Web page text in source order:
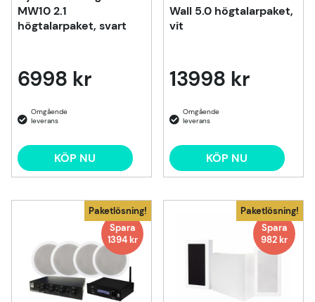
MW10 2.1
högtalarpaket, svart
6998 kr
KÖP NU
Wall 5.0 högtalarpaket,
vit
13998 kr
KÖP NU
Paketlösning!
Spara
1394 kr
Paketlösning!
Spara
982 kr